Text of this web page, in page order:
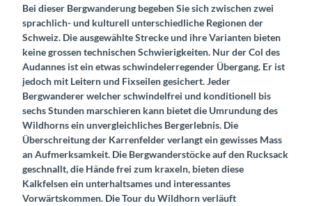
Bei dieser Bergwanderung begeben Sie sich zwischen zwei
sprachlich- und kulturell unterschiedliche Regionen der
Schweiz. Die ausgewählte Strecke und ihre Varianten bieten
keine grossen technischen Schwierigkeiten. Nur der Col des
Audannes ist ein etwas schwindelerregender Übergang. Er ist
jedoch mit Leitern und Fixseilen gesichert. Jeder
Bergwanderer welcher schwindelfrei und konditionell bis
sechs Stunden marschieren kann bietet die Umrundung des
Wildhorns ein unvergleichliches Bergerlebnis. Die
Überschreitung der Karrenfelder verlangt ein gewisses Mass
an Aufmerksamkeit. Die Bergwanderstöcke auf den Rucksack
geschnallt, die Hände frei zum kraxeln, bieten diese
Kalkfelsen ein unterhaltsames und interessantes
Vorwärtskommen. Die Tour du Wildhorn verläuft